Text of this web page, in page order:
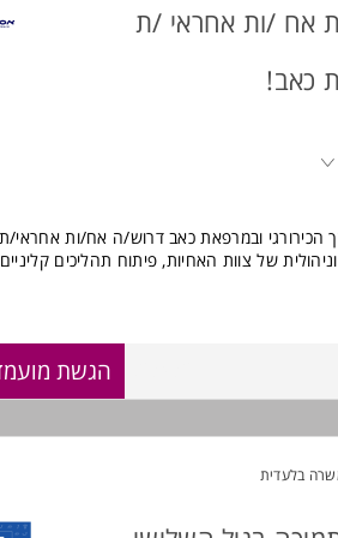
שירותי רפואה בע"מ >
אח /ות אחראי /ת
כאב!
הכירורגי ובמרפאת כאב דרוש/ה אח/ות אחראי/
של צוות האחיות, פיתוח תהליכים קליניים
ולקחת חלק בתהליכים ארגוניים ואסטרטגיים.
במשרד הבריאות - חובה.
5 שנים לפחות כאח/ות מוסמך/ת - חובה. המשרה מיועדת לנשים
רפואיים >
הגשת
בלעדית